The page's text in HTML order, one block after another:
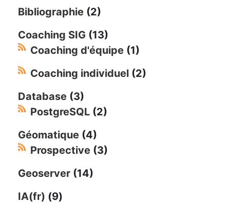
Bibliographie (2)
Coaching SIG (13)
Coaching d'équipe (1)
Coaching individuel (2)
Database (3)
PostgreSQL (2)
Géomatique (4)
Prospective (3)
Geoserver (14)
IA(fr) (9)